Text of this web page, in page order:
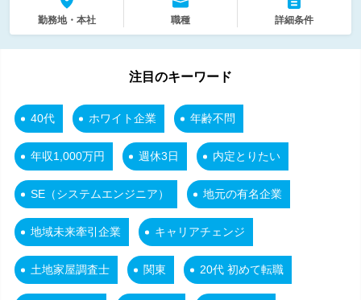
勤務地・本社 職種 詳細条件
注目のキーワード
40代 ホワイト企業 年齢不問
年収1,000万円 週休3日 内定とりたい
SE（システムエンジニア） 地元の有名企業
地域未来牽引企業 キャリアチェンジ
土地家屋調査士 関東 20代 初めて転職